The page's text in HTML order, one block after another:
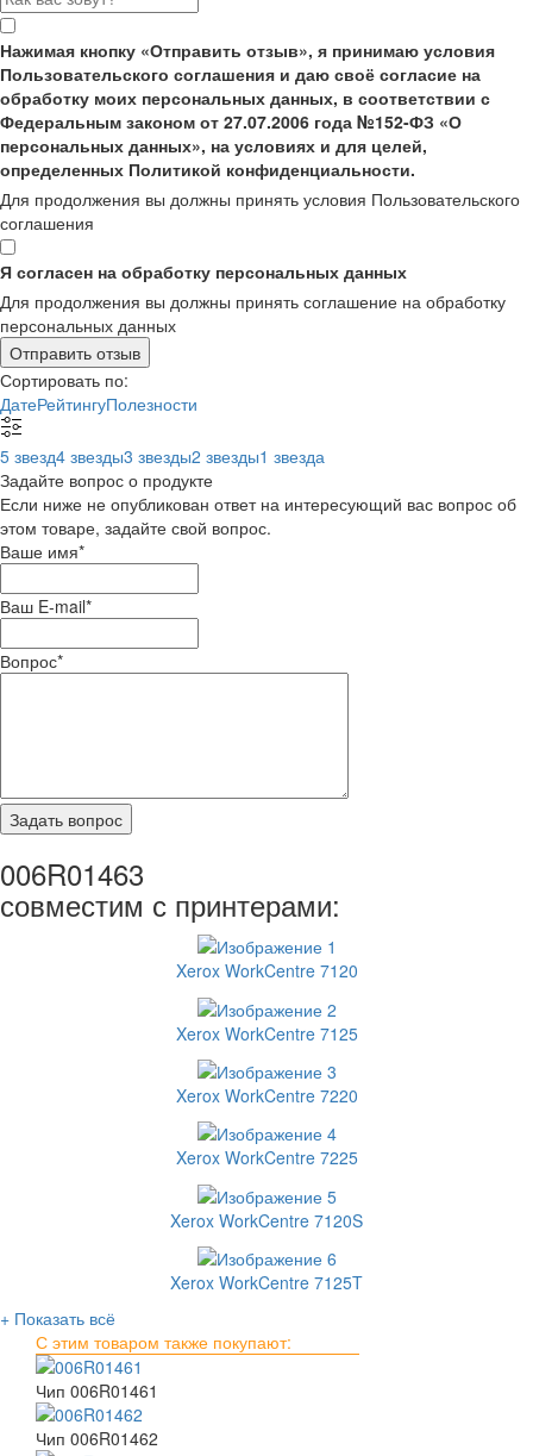
Нажимая кнопку «Отправить отзыв», я принимаю условия
Пользовательского соглашения и даю своё согласие на
обработку моих персональных данных, в соответствии с
Федеральным законом от 27.07.2006 года №152-ФЗ «О
персональных данных», на условиях и для целей,
определенных Политикой конфиденциальности.
Для продолжения вы должны принять условия Пользовательского
соглашения
Я согласен на обработку персональных данных
Для продолжения вы должны принять соглашение на обработку
персональных данных
Отправить отзыв
Сортировать по:
ДатеРейтингуПолезности
5 звезд4 звезды3 звезды2 звезды1 звезда
Задайте вопрос о продукте
Если ниже не опубликован ответ на интересующий вас вопрос об
этом товаре, задайте свой вопрос.
Ваше имя*
Ваш E-mail*
Вопрос*
006R01463
совместим с принтерами:
Xerox WorkCentre 7120
Xerox WorkCentre 7125
Xerox WorkCentre 7220
Xerox WorkCentre 7225
Xerox WorkCentre 7120S
Xerox WorkCentre 7125T
+ Показать всё
С этим товаром также покупают:
Чип 006R01461
Чип 006R01462